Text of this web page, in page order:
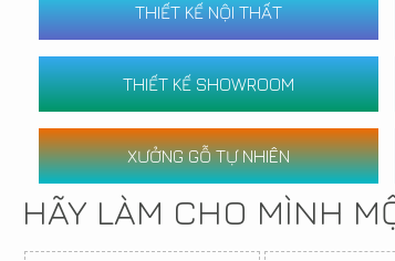
THIẾT KẾ NỘI THẤT
THIẾT KẾ SHOWROOM
XƯỞNG GỖ TỰ NHIÊN
HÃY LÀM CHO MÌNH